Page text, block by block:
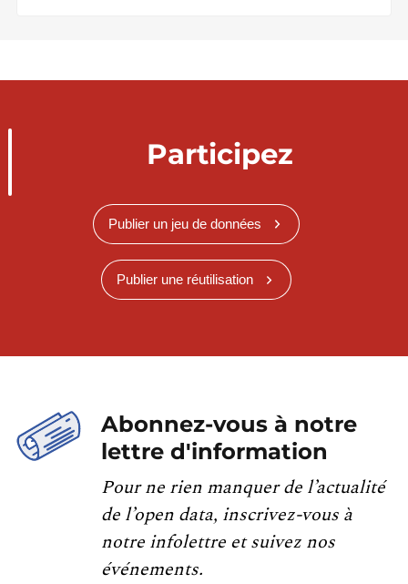
Participez
Publier un jeu de données
Publier une réutilisation
Abonnez-vous à notre
lettre d'information
Pour ne rien manquer de l’actualité
de l’open data, inscrivez-vous à
notre infolettre et suivez nos
événements.